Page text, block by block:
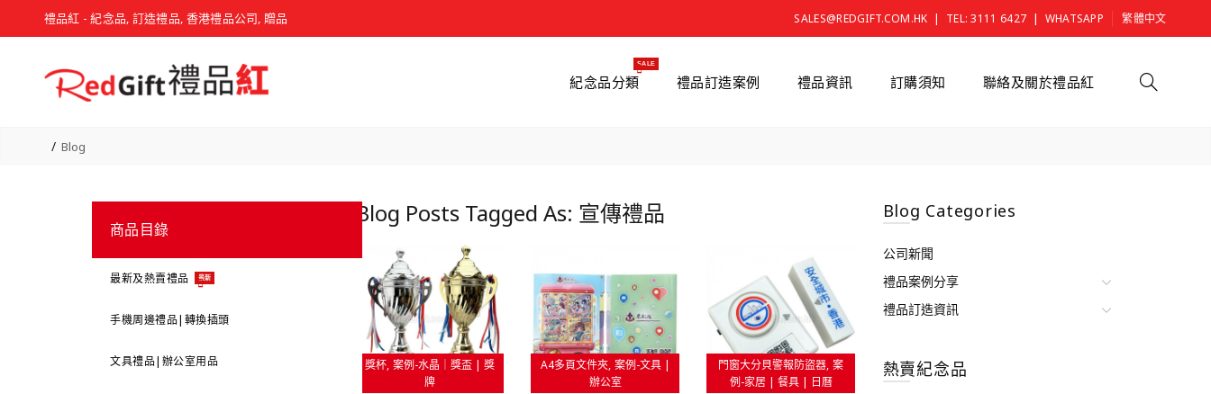
禮品紅 - 紀念品, 訂造禮品, 香港禮品公司, 贈品 SALES@REDGIFT.COM.HK | TEL: 3111 6427 | WHATSAPP 繁體中文
紀念品分類
SALE
禮品訂造案例 禮品資訊 訂購須知 聯絡及關於禮品紅
Blog
商品目錄
最新及熱賣禮品 最新
手機周邊禮品|轉換插頭
文具禮品|辦公室用品
Blog Posts Tagged As: 宣傳禮品
獎杯 案例-水晶｜獎盃 | 獎
牌
A4多頁文件夾 案例-文具 |
辦公室
門窗大分貝警報防盜器 案
例-家居 | 餐具 | 日曆
Blog Categories
公司新聞
禮品案例分享
禮品訂造資訊
熱賣紀念品